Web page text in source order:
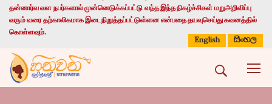
தன்னார்வ வள நபர்களால் முன்னெடுக்கப்பட்டு வந்த இந்த நிகழ்ச்சிகள் மறுஅறிவிப்பு
வரும் வரை தற்காலிகமாக இடைநிறுத்தப்பட்டுள்ளன என்பதை தயவுசெய்து கவனத்தில்
கொள்ளவும்.
English
සිංහල